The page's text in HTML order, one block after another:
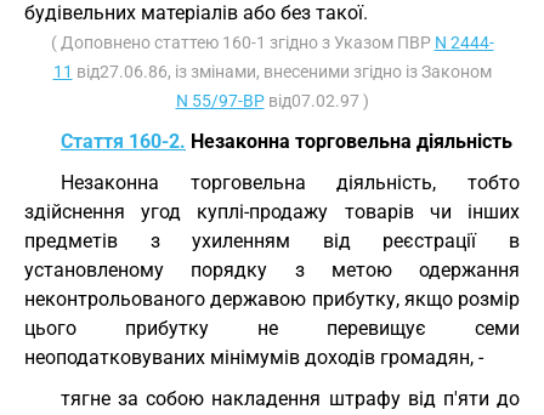
будівельних матеріалів або без такої.
( Доповнено статтею 160-1 згідно з Указом ПВР N 2444-
11 від27.06.86, із змінами, внесеними згідно із Законом
N 55/97-ВРвід07.02.97 )
Стаття 160-2. Незаконна торговельна діяльність
Незаконна торговельна діяльність, тобто
здійснення угод куплі-продажу товарів чи інших
предметів з ухиленням від реєстрації в
установленому порядку з метою одержання
неконтрольованого державою прибутку, якщо розмір
цього прибутку не перевищує семи
неоподатковуваних мінімумів доходів громадян, -
тягне за собою накладення штрафу від п'яти до